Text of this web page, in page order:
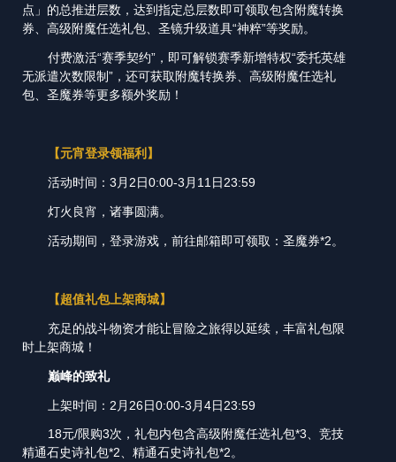
点」的总推进层数，达到指定总层数即可领取包含附魔转换
券、高级附魔任选礼包、圣镜升级道具“神粹”等奖励。
付费激活“赛季契约”，即可解锁赛季新增特权“委托英雄
无派遣次数限制”，还可获取附魔转换券、高级附魔任选礼
包、圣魔券等更多额外奖励！
【元宵登录领福利】
活动时间：3月2日0:00-3月11日23:59
灯火良宵，诸事圆满。
活动期间，登录游戏，前往邮箱即可领取：圣魔券*2。
【超值礼包上架商城】
充足的战斗物资才能让冒险之旅得以延续，丰富礼包限
时上架商城！
巅峰的致礼
上架时间：2月26日0:00-3月4日23:59
18元/限购3次，礼包内包含高级附魔任选礼包*3、竞技
精通石史诗礼包*2、精通石史诗礼包*2。